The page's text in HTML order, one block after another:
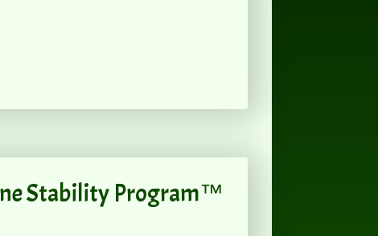
Stability Program™